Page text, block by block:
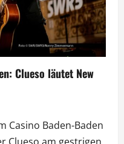
Clueso läutet New
Casino Baden-Baden